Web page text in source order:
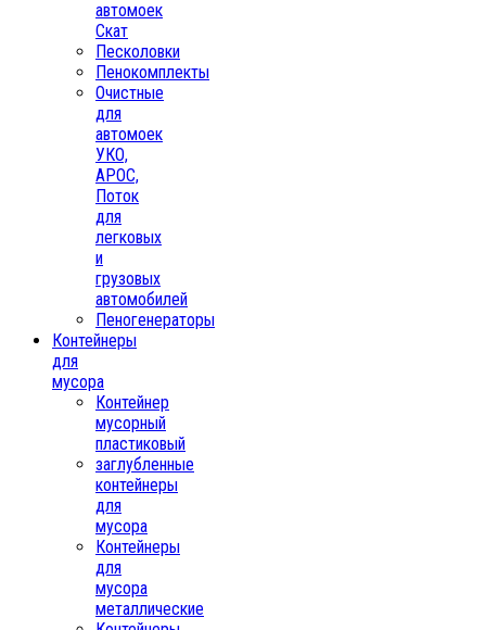
автомоек
Скат
Песколовки
Пенокомплекты
Очистные
для
автомоек
УКО,
АРОС,
Поток
для
легковых
и
грузовых
автомобилей
Пеногенераторы
Контейнеры
для
мусора
Контейнер
мусорный
пластиковый
заглубленные
контейнеры
для
мусора
Контейнеры
для
мусора
металлические